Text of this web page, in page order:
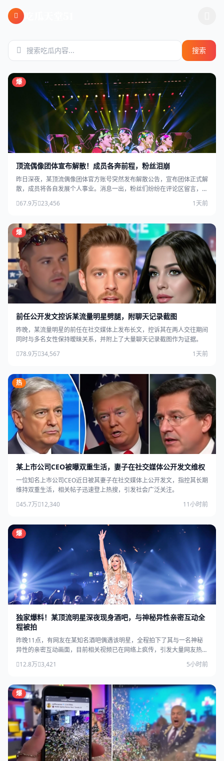
跳过导航
搜索
爆
顶流偶像团体宣布解散！成员各奔前程，粉丝泪崩
昨日深夜，某顶流偶像团体官方账号突然发布解散公告，宣布团体正式解
散，成员将各自发展个人事业。消息一出，粉丝们纷纷在评论区留言，场
67.9万 23,456 1天前
爆
前任公开发文控诉某流量明星劈腿，附聊天记录截图
昨晚，某流量明星的前任在社交媒体上发布长文，控诉其在两人交往期间
同时与多名女性保持暧昧关系，并附上了大量聊天记录截图作为证据。
78.9万 34,567 1天前
热
某上市公司CEO被曝双重生活，妻子在社交媒体公开发文维权
一位知名上市公司CEO近日被其妻子在社交媒体上公开发文，指控其长期
维持双重生活，相关帖子迅速登上热搜，引发社会广泛关注。
45.7万 12,340 11小时前
爆
独家爆料！某顶流明星深夜现身酒吧，与神秘异性亲密互动全
程被拍
昨晚11点，有网友在某知名酒吧偶遇该明星，全程拍下了其与一名神秘
异性的亲密互动画面，目前相关视频已在网络上疯传，引发大量网友热
12.8万 3,421 5小时前
爆